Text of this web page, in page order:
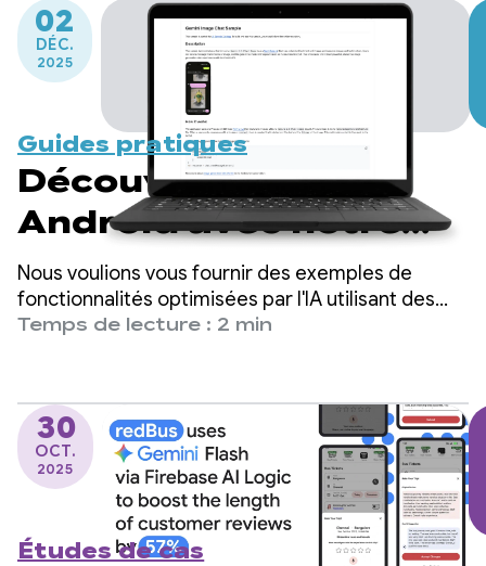
02
DÉC.
2025
Guides pratiques
Découvrez l'IA sur
Android avec notre
application de
catalogue d'exemples
Nous voulions vous fournir des exemples de
fonctionnalités optimisées par l'IA utilisant des
modèles sur l'appareil et dans le cloud, et vous
Temps de lecture : 2 min
30
OCT.
2025
Études de cas